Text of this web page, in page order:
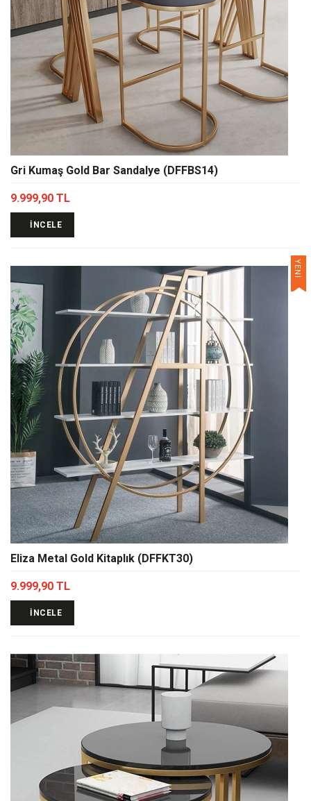
Gri Kumaş Gold Bar Sandalye (DFFBS14)
9.999,90 TL
İNCELE
YENİ
Eliza Metal Gold Kitaplık (DFFKT30)
9.999,90 TL
İNCELE